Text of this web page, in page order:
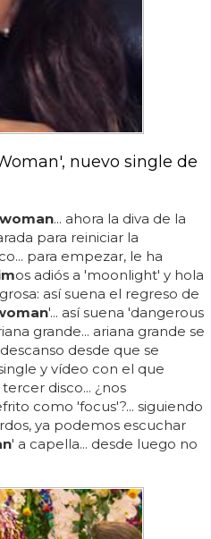
nuevo single de
woman... ahora la diva de la
para reiniciar la
para empezar, le ha
os adiós a 'moonlight' y hola
así suena el regreso de
'... así suena 'dangerous
grande... ariana grande se
desde que se
y vídeo con el que
disco... ¿nos
como 'focus'?... siguiendo
ya podemos escuchar
' a capella... desde luego no